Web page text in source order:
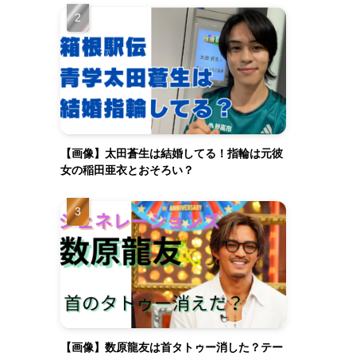
【画像】太田蒼生は結婚してる！指輪は元彼
女の稲田亜衣とおそろい？
【画像】数原龍友は首タトゥー消した？テー